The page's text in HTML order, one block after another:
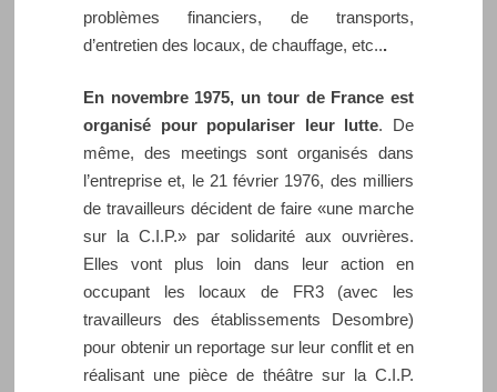
problèmes financiers, de transports,
d’entretien des locaux, de chauffage, etc...
En novembre 1975, un tour de France est
organisé pour populariser leur lutte. De
même, des meetings sont organisés dans
l’entreprise et, le 21 février 1976, des milliers
de travailleurs décident de faire «une marche
sur la C.I.P.» par solidarité aux ouvrières.
Elles vont plus loin dans leur action en
occupant les locaux de FR3 (avec les
travailleurs des établissements Desombre)
pour obtenir un reportage sur leur conflit et en
réalisant une pièce de théâtre sur la C.I.P.